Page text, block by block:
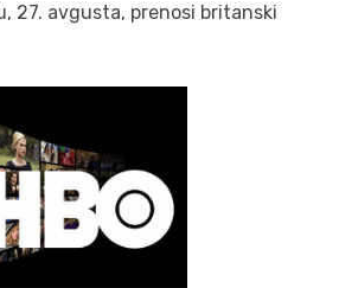
27. avgusta, prenosi britanski